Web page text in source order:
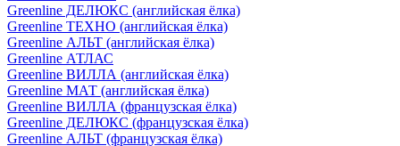
Greenline ДЕЛЮКС (английская ёлка)
Greenline ТЕХНО (английская ёлка)
Greenline АЛЬТ (английская ёлка)
Greenline АТЛАС
Greenline ВИЛЛА (английская ёлка)
Greenline МАТ (английская ёлка)
Greenline ВИЛЛА (французская ёлка)
Greenline ДЕЛЮКС (французская ёлка)
Greenline АЛЬТ (французская ёлка)